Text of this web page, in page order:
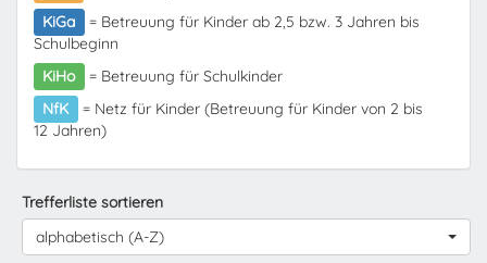
KiGa
= Betreuung für Kinder ab 2,5 bzw. 3 Jahren bis
Schulbeginn
KiHo
= Betreuung für Schulkinder
NfK
= Netz für Kinder (Betreuung für Kinder von 2 bis
12 Jahren)
Trefferliste sortieren
alphabetisch (A-Z)